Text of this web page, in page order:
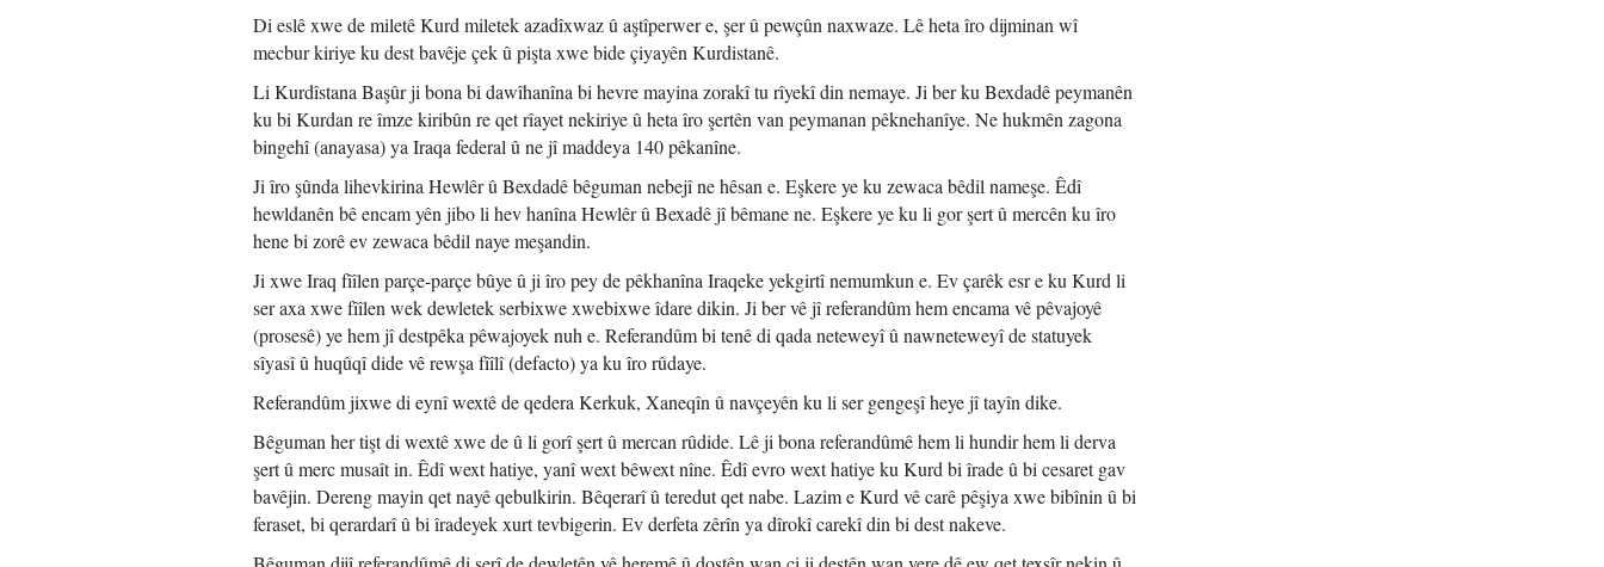
Di eslê xwe de miletê Kurd miletek azadîxwaz û aştîperwer e, şer û pewçûn naxwaze. Lê heta îro dijminan wî
mecbur kiriye ku dest bavêje çek û pişta xwe bide çiyayên Kurdistanê.
Li Kurdîstana Başûr ji bona bi dawîhanîna bi hevre mayina zorakî tu rîyekî din nemaye. Ji ber ku Bexdadê peymanên
ku bi Kurdan re îmze kiribûn re qet rîayet nekiriye û heta îro şertên van peymanan pêknehanîye. Ne hukmên zagona
bingehî (anayasa) ya Iraqa federal û ne jî maddeya 140 pêkanîne.
Ji îro şûnda lihevkirina Hewlêr û Bexdadê bêguman nebejî ne hêsan e. Eşkere ye ku zewaca bêdil nameşe. Êdî
hewldanên bê encam yên jibo li hev hanîna Hewlêr û Bexadê jî bêmane ne. Eşkere ye ku li gor şert û mercên ku îro
hene bi zorê ev zewaca bêdil naye meşandin.
Ji xwe Iraq fîîlen parçe-parçe bûye û ji îro pey de pêkhanîna Iraqeke yekgirtî nemumkun e. Ev çarêk esr e ku Kurd li
ser axa xwe fîîlen wek dewletek serbixwe xwebixwe îdare dikin. Ji ber vê jî referandûm hem encama vê pêvajoyê
(prosesê) ye hem jî destpêka pêwajoyek nuh e. Referandûm bi tenê di qada neteweyî û nawneteweyî de statuyek
sîyasî û huqûqî dide vê rewşa fîîlî (defacto) ya ku îro rûdaye.
Referandûm jixwe di eynî wextê de qedera Kerkuk, Xaneqîn û navçeyên ku li ser gengeşî heye jî tayîn dike.
Bêguman her tişt di wextê xwe de û li gorî şert û mercan rûdide. Lê ji bona referandûmê hem li hundir hem li derva
şert û merc musaît in. Êdî wext hatiye, yanî wext bêwext nîne. Êdî evro wext hatiye ku Kurd bi îrade û bi cesaret gav
bavêjin. Dereng mayin qet nayê qebulkirin. Bêqerarî û teredut qet nabe. Lazim e Kurd vê carê pêşiya xwe bibînin û bi
feraset, bi qerardarî û bi îradeyek xurt tevbigerin. Ev derfeta zêrîn ya dîrokî carekî din bi dest nakeve.